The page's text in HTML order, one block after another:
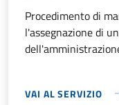
Procedimento di
l'assegnazione di
VAI AL SERVIZIO